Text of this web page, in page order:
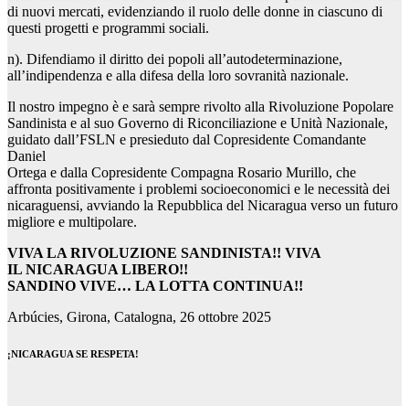
di nuovi mercati, evidenziando il ruolo delle donne in ciascuno di
questi progetti e programmi sociali.
n). Difendiamo il diritto dei popoli all’autodeterminazione,
all’indipendenza e alla difesa della loro sovranità nazionale.
Il nostro impegno è e sarà sempre rivolto alla Rivoluzione Popolare
Sandinista e al suo Governo di Riconciliazione e Unità Nazionale,
guidato dall’FSLN e presieduto dal Copresidente Comandante
Daniel
Ortega e dalla Copresidente Compagna Rosario Murillo, che
affronta positivamente i problemi socioeconomici e le necessità dei
nicaraguensi, avviando la Repubblica del Nicaragua verso un futuro
migliore e multipolare.
VIVA LA RIVOLUZIONE SANDINISTA!! VIVA
IL NICARAGUA LIBERO!!
SANDINO VIVE… LA LOTTA CONTINUA!!
Arbúcies, Girona, Catalogna, 26 ottobre 2025
¡NICARAGUA SE RESPETA!